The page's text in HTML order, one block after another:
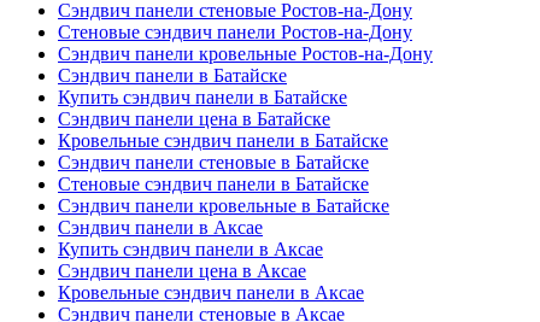
Сэндвич панели стеновые Ростов-на-Дону
Стеновые сэндвич панели Ростов-на-Дону
Сэндвич панели кровельные Ростов-на-Дону
Сэндвич панели в Батайске
Купить сэндвич панели в Батайске
Сэндвич панели цена в Батайске
Кровельные сэндвич панели в Батайске
Сэндвич панели стеновые в Батайске
Стеновые сэндвич панели в Батайске
Сэндвич панели кровельные в Батайске
Сэндвич панели в Аксае
Купить сэндвич панели в Аксае
Сэндвич панели цена в Аксае
Кровельные сэндвич панели в Аксае
Сэндвич панели стеновые в Аксае